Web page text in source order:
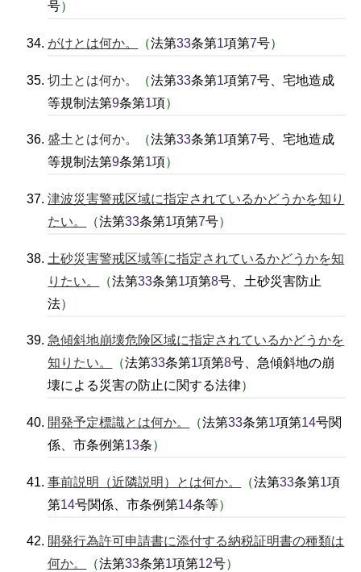
号）
がけとは何か。 （法第33条第1項第7号）
切土とは何か。 （法第33条第1項第7号、宅地造成
等規制法第9条第1項）
盛土とは何か。 （法第33条第1項第7号、宅地造成
等規制法第9条第1項）
津波災害警戒区域に指定されているかどうかを知り
たい。
（法第33条第1項第7号）
土砂災害警戒区域等に指定されているかどうかを知
りたい。
（法第33条第1項第8号、土砂災害防止
法）
急傾斜地崩壊危険区域に指定されているかどうかを
知りたい。
（法第33条第1項第8号、急傾斜地の崩
壊による災害の防止に関する法律）
開発予定標識とは何か。 （法第33条第1項第14号関
係、市条例第13条）
事前説明（近隣説明）とは何か。 （法第33条第1項
第14号関係、市条例第14条等）
開発行為許可申請書に添付する納税証明書の種類は
何か。
（法第33条第1項第12号）